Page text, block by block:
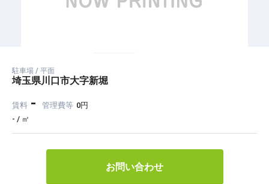
駐車場 / 平面
埼玉県川口市大字新堀
賃料 - 管理費等 0円
- / ㎡
お問い合わせ